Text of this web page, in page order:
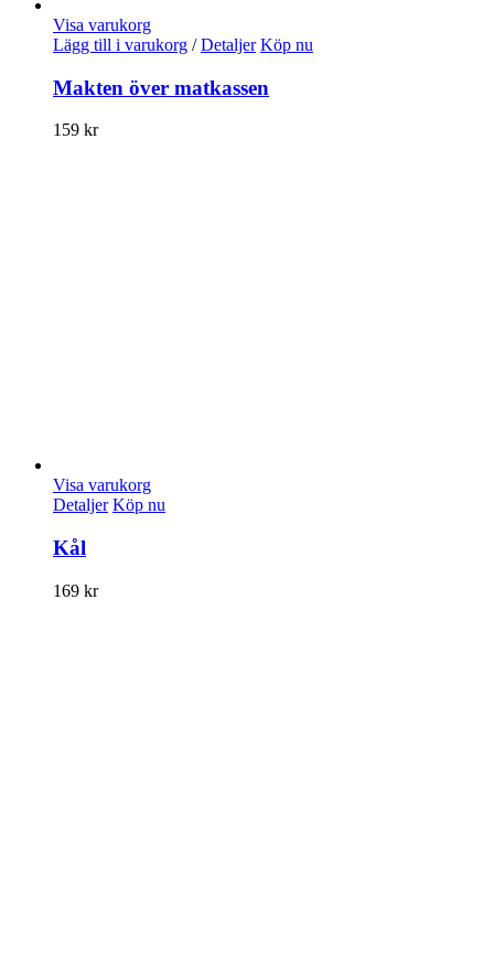
Visa varukorg
Lägg till i varukorg / Detaljer Köp nu
Makten över matkassen
159 kr
Visa varukorg
Detaljer Köp nu
Kål
169 kr